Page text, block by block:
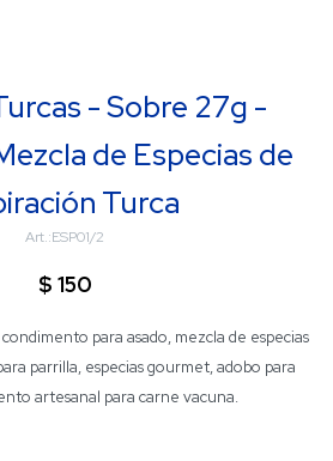
- Sobre 27g -
de Especias de
Turca
ESP01/2
$ 150
para asado, mezcla de especias
parrilla, especias gourmet, adobo para
artesanal para carne vacuna.